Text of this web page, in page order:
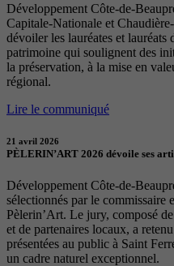
Développement Côte-de-
Capitale-Nationale et
dévoiler les lauréates et lauréats
patrimoine qui soulignent des
la préservation, à la mise en
régional.
Lire le communiqué
21 avril 2026
PÈLERIN’ART 2026 dévoile ses
Développement Côte-de-
sélectionnés par le commissaire
Pèlerin’Art. Le jury, composé
et de partenaires locaux, a
présentées au public à Saint
un cadre naturel exceptionnel.